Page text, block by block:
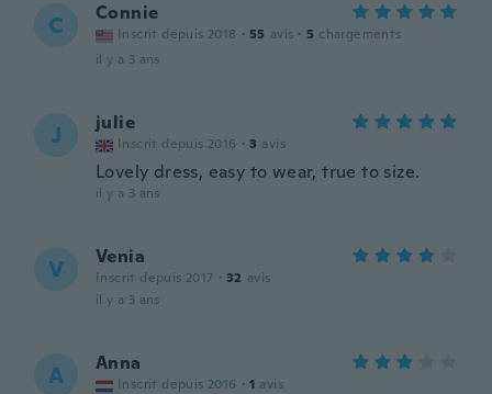
C Connie
Inscrit depuis 2018 · 55 avis · 5 chargements
il y a 3 ans
J julie
Inscrit depuis 2016 · 3 avis
Lovely dress, easy to wear, true to size.
il y a 3 ans
V Venia
Inscrit depuis 2017 · 32 avis
il y a 3 ans
A Anna
Inscrit depuis 2016 · 1 avis